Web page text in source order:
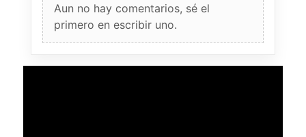
Aun no hay comentarios, sé el
primero en escribir uno.